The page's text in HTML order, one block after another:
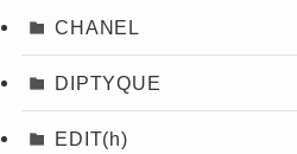
CHANEL
DIPTYQUE
EDIT(h)